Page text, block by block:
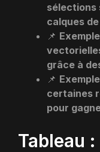
sélections
calques
📌
grâce à
📌
certaines
pour
Tableau